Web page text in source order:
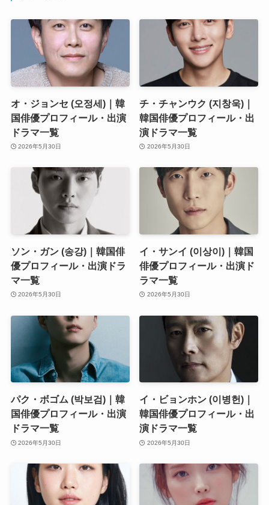
オ・ジョンセ (오정세)｜韓
国俳優プロフィール・出演
ドラマ一覧
2026年5月30日
チ・チャンウク (지창욱)｜
韓国俳優プロフィール・出
演ドラマ一覧
2026年5月30日
ソン・ガン (송강)｜韓国俳
優プロフィール・出演ドラ
マ一覧
2026年5月30日
イ・サンイ (이상이)｜韓国
俳優プロフィール・出演ド
ラマ一覧
2026年5月30日
パク・ボゴム (박보검)｜韓
国俳優プロフィール・出演
ドラマ一覧
2026年5月30日
イ・ビョンホン (이병헌)｜
韓国俳優プロフィール・出
演ドラマ一覧
2026年5月30日